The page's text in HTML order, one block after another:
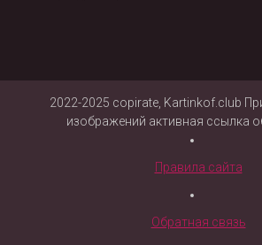
2022-2025 copirate, Kartinkof.club
изображений активная ссылка
Правила сайта
Обратная связь